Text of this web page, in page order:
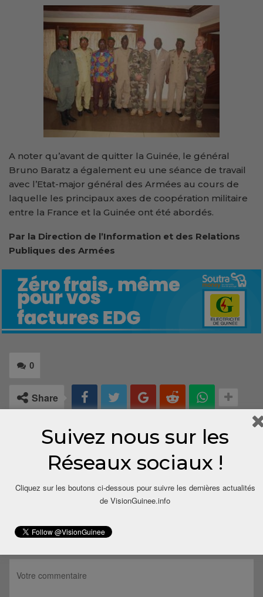
A noter qu’avant de quitter la Guinée, le général
Bruno Baratz a également eu une séance de travail
avec l’Etat-major général des Armées au cours de
laquelle les principaux axes de coopération militaire
entre la France et la Guinée ont été abordés.
Par la Direction de l’Information et des Relations
Publiques des Armées
0
Share
Suivez nous sur les
Réseaux sociaux !
Cliquez sur les boutons ci-dessous pour suivre les dernières actualités
de VisionGuinee.info